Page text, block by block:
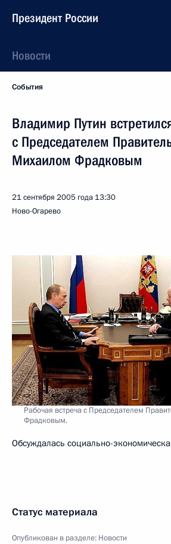
Президент России
Новости
События
Владимир Путин
с Председателем
Михаилом Фрадковым
21 сентября 2005 года 13:30
Ново-Огарево
Рабочая встреча с Председателем
Фрадковым.
Обсуждалась социально-
Статус материала
Опубликован в разделе: Новости